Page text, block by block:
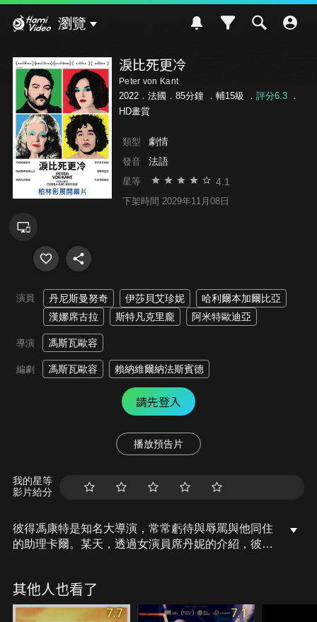
瀏覽
淚比死更冷
Peter von Kant
2022．法國．85分鐘 ． 輔15級 ． 評分6.3．
HD畫質
類型 劇情
發音 法語
星等 4.1
下架時間 2029年11月08日
演員 丹尼斯曼努奇 伊莎貝艾珍妮
哈利爾本加爾比亞
漢娜席古拉
斯特凡克里龐 阿米特歐迪亞
導演 馮斯瓦歐容
編劇 馮斯瓦歐容 賴納維爾納法斯賓德
請先登入
播放預告片
我的星等
影片給分
彼得馮康特是知名大導演，常常虧待與辱罵與他同住
的助理卡爾。某天，透過女演員席丹妮的介紹，彼得
提拔他進軍大銀幕。只是彼得渾然不知自己正慢慢陷
入一個難以挽回的絕境…
其他人也看了
7.7 7.1